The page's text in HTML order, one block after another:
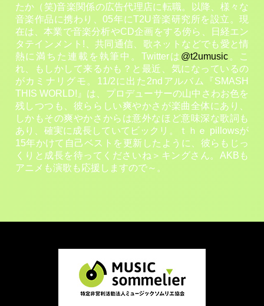
たか（笑)音楽関係の広告代理店に転職。以降、様々な
音楽作品に携わり、05年にT2U音楽研究所を設立。現
在は、本業で音楽分析やCD企画をする傍ら、日経エン
タテインメント!、共同通信、歌ネットなどでも愛と情
熱に満ちた連載を執筆中。Twitterは @t2umusic。こ
れ、もしかして来るかも？と最近、気になっているの
がカミナリグモ。11/2に出た2ndアルバム『SMASH
THIS WORLD!』は、プロデューサーの山中さわお色を
残しつつも、彼ららしい爽やかさが楽曲全体にあり、
しかもその爽やかさからは意外なほど意味深な歌詞も
あり、確実に成長していてビックリ。ｔｈｅ pillowsが
15年かけて自己ベストを更新したように、彼らもじっ
くりと成長を待ってくださいね＞キングさん。AKBも
アニメも演歌も応援しますので～。